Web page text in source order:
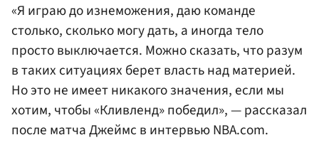
«Я играю до изнеможения, даю команде
столько, сколько могу дать, а иногда тело
просто выключается. Можно сказать, что разум
в таких ситуациях берет власть над материей.
Но это не имеет никакого значения, если мы
хотим, чтобы «Кливленд» победил», — рассказал
после матча Джеймс в интервью NBA.com.